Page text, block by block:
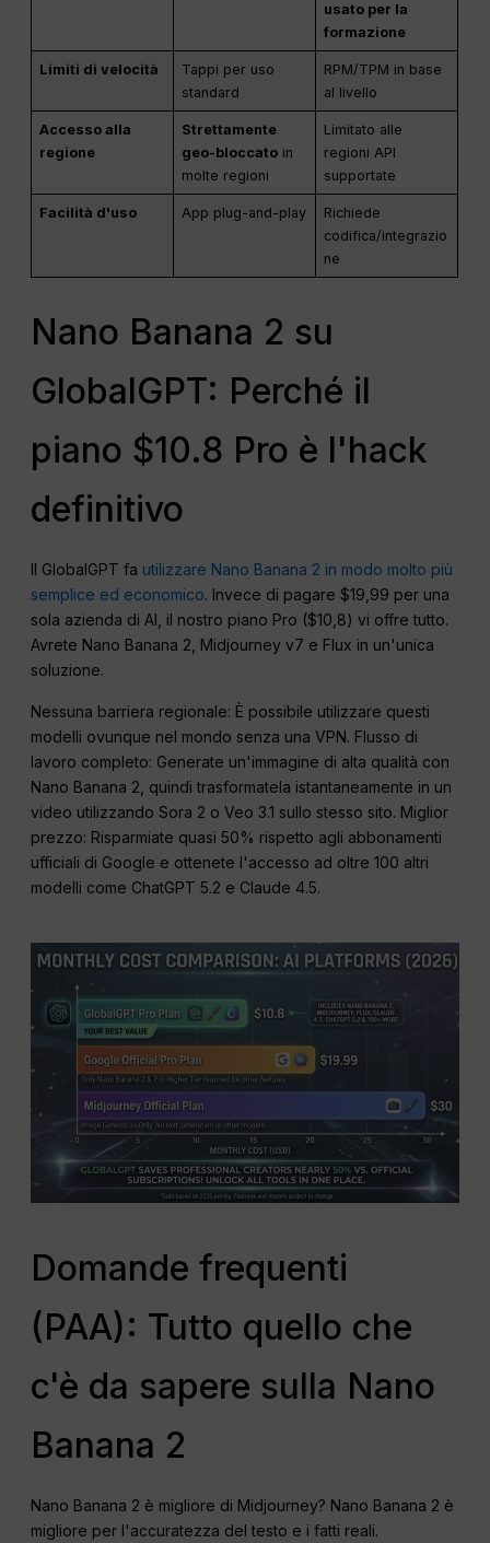
usato per la
formazione
Limiti di velocità
Tappi per uso
standard
RPM/TPM in base
al livello
Accesso alla
regione
Strettamente
geo-bloccatoin
molte regioni
Limitato alle
regioni API
supportate
Facilità d'uso App plug-and-play
Richiede
codifica/integrazio
ne
Nano Banana 2 su
GlobalGPT: Perché il
piano $10.8 Pro è l'hack
definitivo
Il GlobalGPT fa utilizzare Nano Banana 2 in modo molto più
semplice ed economico. Invece di pagare $19,99 per una
sola azienda di AI, il nostro piano Pro ($10,8) vi offre tutto.
Avrete Nano Banana 2, Midjourney v7 e Flux in un'unica
soluzione.
Nessuna barriera regionale: È possibile utilizzare questi
modelli ovunque nel mondo senza una VPN. Flusso di
lavoro completo: Generate un'immagine di alta qualità con
Nano Banana 2, quindi trasformatela istantaneamente in un
video utilizzando Sora 2 o Veo 3.1 sullo stesso sito. Miglior
prezzo: Risparmiate quasi 50% rispetto agli abbonamenti
ufficiali di Google e ottenete l'accesso ad oltre 100 altri
modelli come ChatGPT 5.2 e Claude 4.5.
Domande frequenti
(PAA): Tutto quello che
c'è da sapere sulla Nano
Banana 2
Nano Banana 2 è migliore di Midjourney? Nano Banana 2 è
migliore per l'accuratezza del testo e i fatti reali.